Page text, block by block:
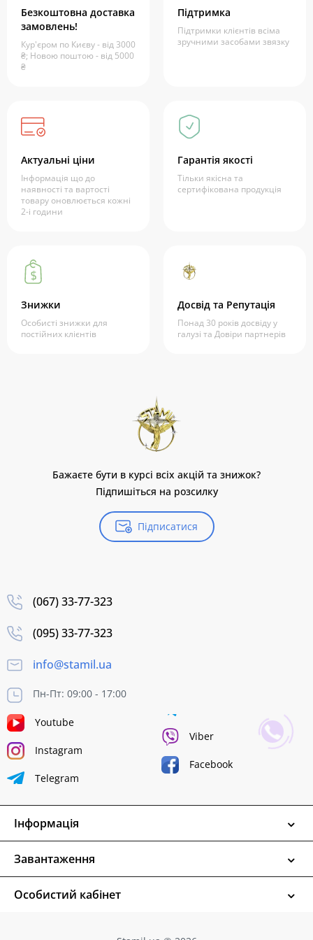
Безкоштовна доставка
замовлень!
Кур'єром по Києву - від 3000
₴; Новою поштою - від 5000
₴
Підтримка
Підтримки клієнтів всіма
зручними засобами звязку
Актуальні ціни
Інформація що до
наявності та вартості
товару оновлюється кожні
2-і години
Гарантія якості
Тільки якісна та
сертифікована продукція
Знижки
Особисті знижки для
постійних клієнтів
Досвід та Репутація
Понад 30 років досвіду у
галузі та Довіри партнерів
Бажаєте бути в курсі всіх акцій та знижок?
Підпишіться на розсилку
Підписатися
(067) 33-77-323
(095) 33-77-323
info@stamil.ua
Пн-Пт: 09:00 - 17:00
Youtube
Instagram
Telegram
Viber
Facebook
Інформація
Завантаження
Особистий кабінет